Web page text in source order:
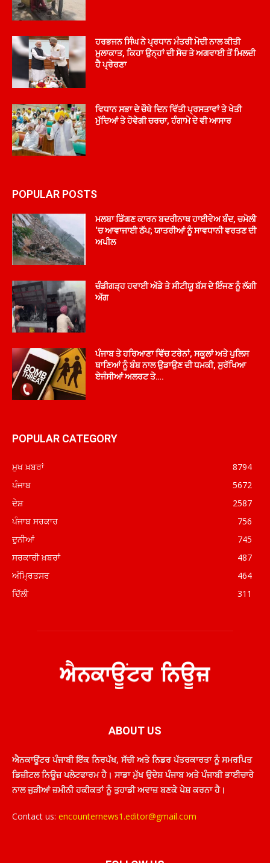
ਹਰਭਜਨ ਸਿੰਘ ਨੇ ਪ੍ਰਧਾਨ ਮੰਤਰੀ ਮੋਦੀ ਨਾਲ ਕੀਤੀ
ਮੁਲਾਕਾਤ, ਕਿਹਾ ਉਨ੍ਹਾਂ ਦੀ ਸੋਚ ਤੇ ਅਗਵਾਈ ਤੋਂ ਮਿਲਦੀ
ਹੈ ਪ੍ਰੇਰਣਾ
ਵਿਧਾਨ ਸਭਾ ਦੇ ਚੌਥੇ ਦਿਨ ਵਿੱਤੀ ਪ੍ਰਸਤਾਵਾਂ ਤੇ ਖੇਤੀ
ਮੁੱਦਿਆਂ ਤੇ ਹੋਵੇਗੀ ਚਰਚਾ, ਹੰਗਾਮੇ ਦੇ ਵੀ ਆਸਾਰ
POPULAR POSTS
ਮਲਬਾ ਡਿੱਗਣ ਕਾਰਨ ਬਦਰੀਨਾਥ ਹਾਈਵੇਅ ਬੰਦ, ਚਮੋਲੀ
‘ਚ ਆਵਾਜਾਈ ਠੱਪ; ਯਾਤਰੀਆਂ ਨੂੰ ਸਾਵਧਾਨੀ ਵਰਤਣ ਦੀ
ਅਪੀਲ
ਚੰਡੀਗੜ੍ਹ ਹਵਾਈ ਅੱਡੇ ਤੇ ਸੀਟੀਯੂ ਬੱਸ ਦੇ ਇੰਜਣ ਨੂੰ ਲੱਗੀ
ਅੱਗ
ਪੰਜਾਬ ਤੇ ਹਰਿਆਣਾ ਵਿੱਚ ਟਰੇਨਾਂ, ਸਕੂਲਾਂ ਅਤੇ ਪੁਲਿਸ
ਥਾਣਿਆਂ ਨੂੰ ਬੰਬ ਨਾਲ ਉਡਾਉਣ ਦੀ ਧਮਕੀ, ਸੁਰੱਖਿਆ
ਏਜੰਸੀਆਂ ਅਲਰਟ ਤੇ….
POPULAR CATEGORY
ਮੁਖ ਖ਼ਬਰਾਂ
8794
ਪੰਜਾਬ
5672
ਦੇਸ਼
2587
ਪੰਜਾਬ ਸਰਕਾਰ
756
ਦੁਨੀਆਂ
745
ਸਰਕਾਰੀ ਖ਼ਬਰਾਂ
487
ਅੰਮ੍ਰਿਤਸਰ
464
ਦਿੱਲੀ
311
ABOUT US
ਐਨਕਾਊਂਟਰ ਪੰਜਾਬੀ ਇੱਕ ਨਿਰਪੱਖ, ਸੱਚੀ ਅਤੇ ਨਿਡਰ ਪੱਤਰਕਾਰਤਾ ਨੂੰ ਸਮਰਪਿਤ
ਡਿਜ਼ੀਟਲ ਨਿਊਜ਼ ਪਲੇਟਫਾਰਮ ਹੈ। ਸਾਡਾ ਮੁੱਖ ਉਦੇਸ਼ ਪੰਜਾਬ ਅਤੇ ਪੰਜਾਬੀ ਭਾਈਚਾਰੇ
ਨਾਲ ਜੁੜੀਆਂ ਜ਼ਮੀਨੀ ਹਕੀਕਤਾਂ ਨੂੰ ਤੁਹਾਡੀ ਅਵਾਜ਼ ਬਣਕੇ ਪੇਸ਼ ਕਰਨਾ ਹੈ।
Contact us: encounternews1.editor@gmail.com